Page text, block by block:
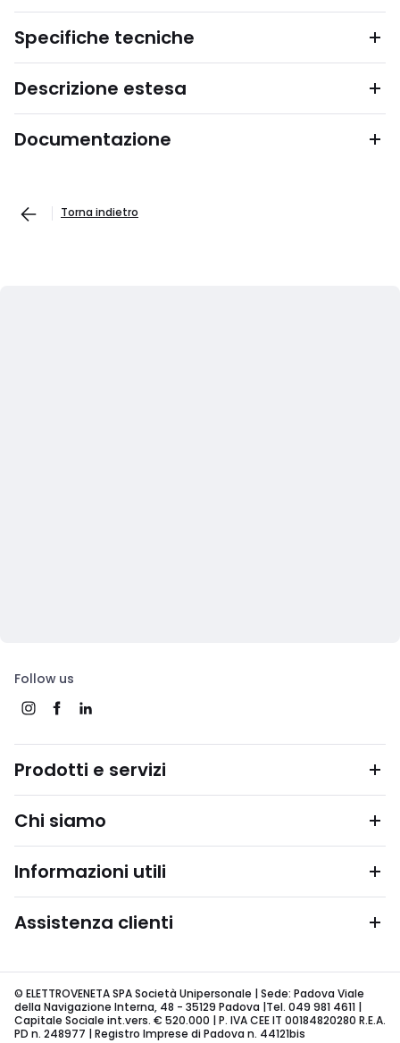
Specifiche tecniche
Descrizione estesa
Documentazione
Torna indietro
Follow us
Prodotti e servizi
Chi siamo
Informazioni utili
Assistenza clienti
© ELETTROVENETA SPA Società Unipersonale | Sede: Padova Viale
della Navigazione Interna, 48 - 35129 Padova |Tel. 049 981 4611 |
Capitale Sociale int.vers. € 520.000 | P. IVA CEE IT 00184820280 R.E.A.
PD n. 248977 | Registro Imprese di Padova n. 44121bis